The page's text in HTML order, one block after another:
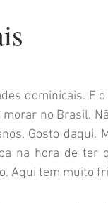
Onde ir
dominicais. E
no Brasil.
Gosto daqui.
na hora de ter
Aqui tem muito